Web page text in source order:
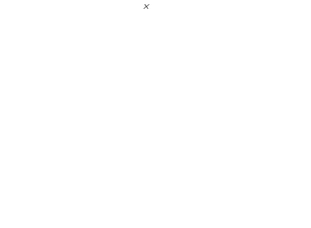
×